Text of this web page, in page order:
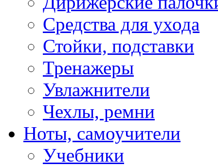
Средства для ухода
Стойки, подставки
Тренажеры
Увлажнители
Чехлы, ремни
Ноты, самоучители
Учебники